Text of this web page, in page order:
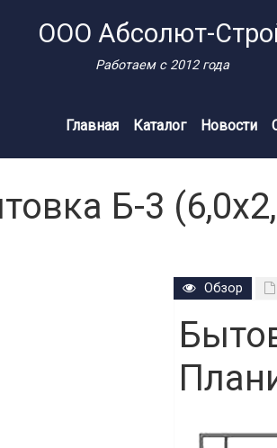
ООО Абсолют-
Работаем с 2012 года
Главная Каталог Новости
Б-3
Обзор